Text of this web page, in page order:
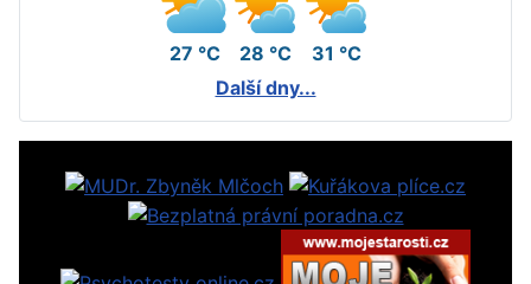
27 °C 28 °C
31 °C
Další dny...